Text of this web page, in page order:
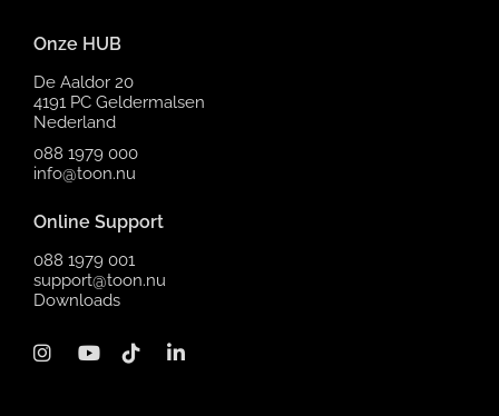
Onze HUB
De Aaldor 20
4191 PC Geldermalsen
Nederland
088 1979 000
info@toon.nu
Online Support
088 1979 001
support@toon.nu
Downloads